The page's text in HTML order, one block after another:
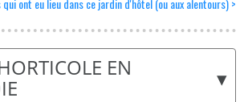
ont eu lieu dans ce jardin d'hôtel (ou aux alentours) >
▾
EN